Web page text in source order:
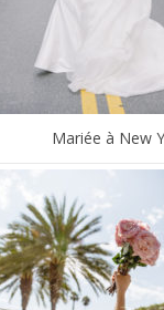
Mariée à New